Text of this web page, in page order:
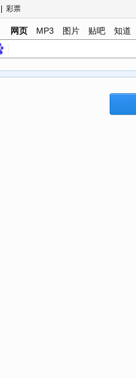
彩票
网页 MP3 图片 贴吧 知道